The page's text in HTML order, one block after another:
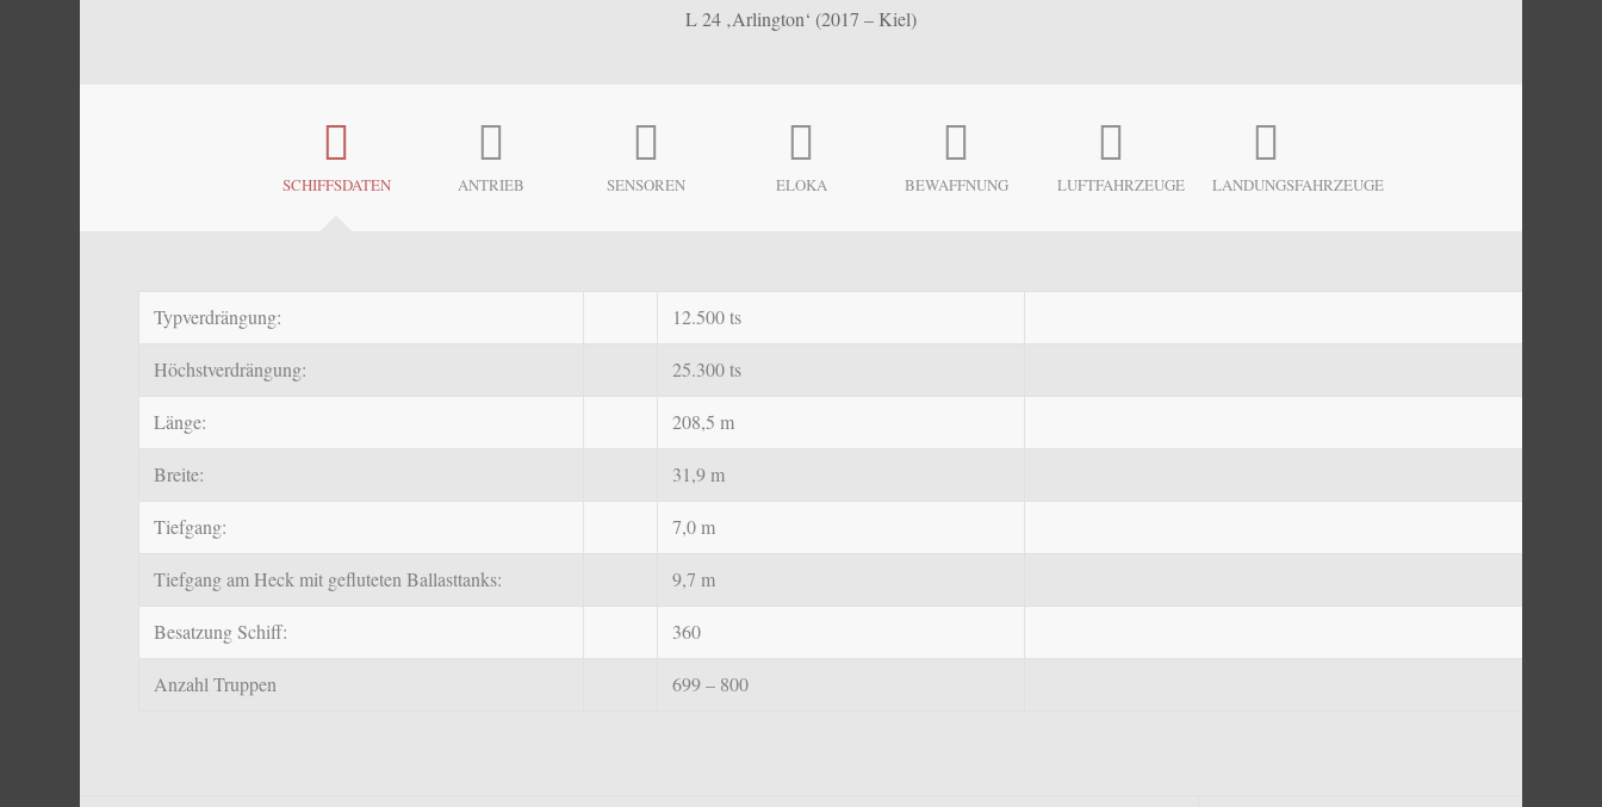
L 24 ‚Arlington‘ (2017 – Kiel)
SCHIFFSDATEN ANTRIEB SENSOREN ELOKA BEWAFFNUNG LUFTFAHRZEUGE LANDUNGSFAHRZEUGE
Typverdrängung: 12.500 ts
Höchstverdrängung: 25.300 ts
Länge: 208,5 m
Breite: 31,9 m
Tiefgang: 7,0 m
Tiefgang am Heck mit gefluteten Ballasttanks: 9,7 m
Besatzung Schiff: 360
Anzahl Truppen 699 – 800